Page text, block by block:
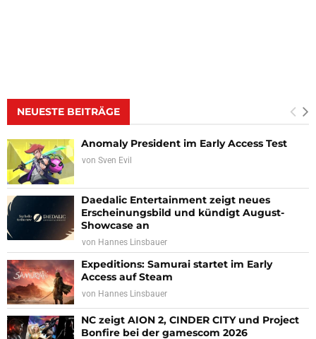
NEUESTE BEITRÄGE
Anomaly President im Early Access Test
von Sven Evil
Daedalic Entertainment zeigt neues
Erscheinungsbild und kündigt August-
Showcase an
von Hannes Linsbauer
Expeditions: Samurai startet im Early
Access auf Steam
von Hannes Linsbauer
NC zeigt AION 2, CINDER CITY und Project
Bonfire bei der gamescom 2026